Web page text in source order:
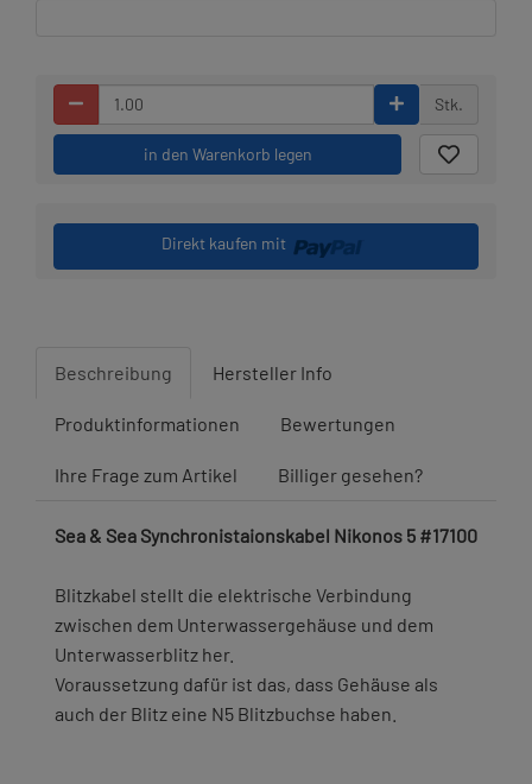
Stk.
in den Warenkorb legen
Direkt kaufen mit
Beschreibung Hersteller Info
Produktinformationen Bewertungen
Ihre Frage zum Artikel Billiger gesehen?
Sea & Sea Synchronistaionskabel Nikonos 5 #17100
Blitzkabel stellt die elektrische Verbindung
zwischen dem Unterwassergehäuse und dem
Unterwasserblitz her.
Voraussetzung dafür ist das, dass Gehäuse als
auch der Blitz eine N5 Blitzbuchse haben.